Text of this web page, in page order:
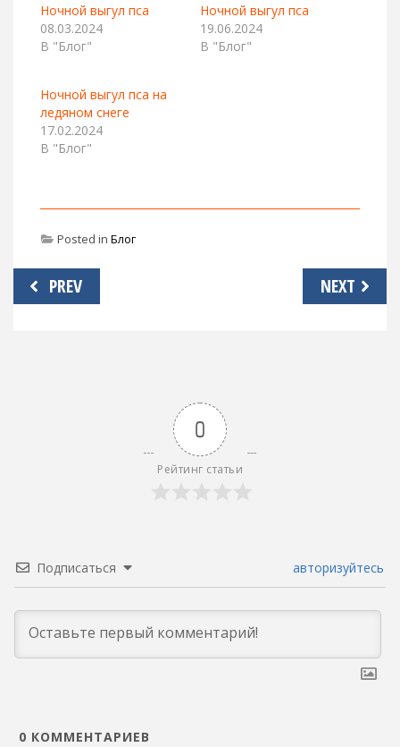
Ночной выгул пса
08.03.2024
В "Блог"
Ночной выгул пса
19.06.2024
В "Блог"
Ночной выгул пса на
ледяном снеге
17.02.2024
В "Блог"
Posted in Блог
Навигация
по
PREV NEXT
0
Рейтинг статьи
Подписаться авторизуйтесь
0 КОММЕНТАРИЕВ